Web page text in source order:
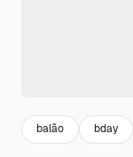
balão bday